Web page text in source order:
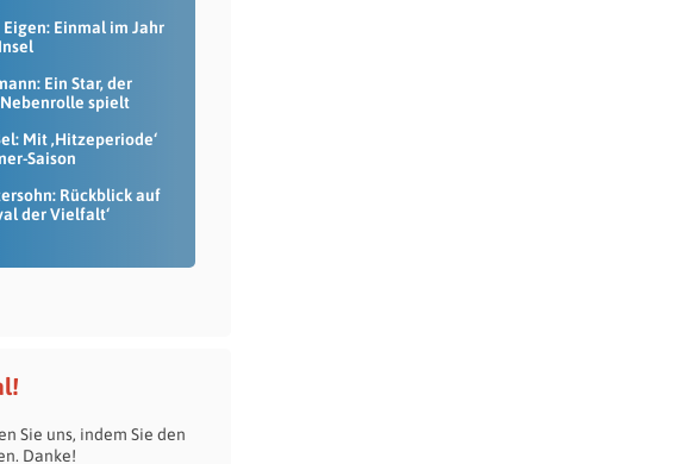
Einmal im Jahr
Ein Star, der
spielt
Mit ‚Hitzeperiode‘
Saison
Rückblick auf
der Vielfalt‘
Sie uns, indem Sie den
Danke!